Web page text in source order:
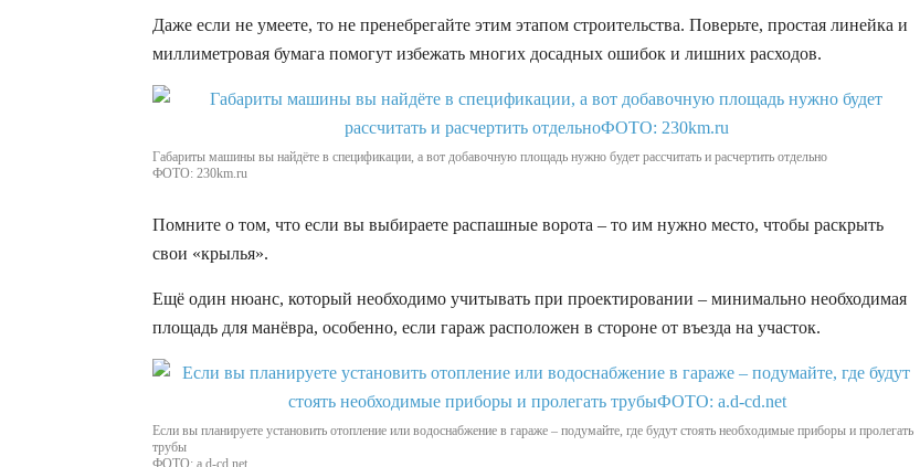
Даже если не умеете, то не пренебрегайте этим этапом строительства. Поверьте, простая линейка и
миллиметровая бумага помогут избежать многих досадных ошибок и лишних расходов.
Габариты машины вы найдёте в спецификации, а вот добавочную площадь нужно будет рассчитать и расчертить отдельно
ФОТО: 230km.ru
Помните о том, что если вы выбираете распашные ворота – то им нужно место, чтобы раскрыть
свои «крылья».
Ещё один нюанс, который необходимо учитывать при проектировании – минимально необходимая
площадь для манёвра, особенно, если гараж расположен в стороне от въезда на участок.
Если вы планируете установить отопление или водоснабжение в гараже – подумайте, где будут стоять необходимые приборы и пролегать
трубы
ФОТО: a.d-cd.net